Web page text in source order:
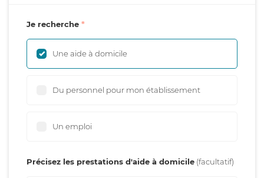
Je recherche
Une aide à domicile
Du personnel pour mon établissement
Un emploi
Précisez les prestations d'aide à domicile